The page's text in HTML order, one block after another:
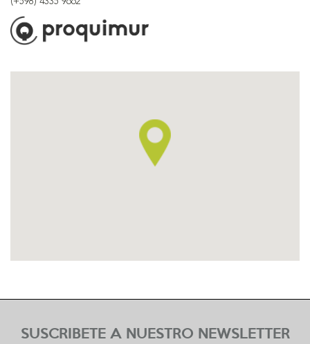
SUSCRIBETE A NUESTRO NEWSLETTER